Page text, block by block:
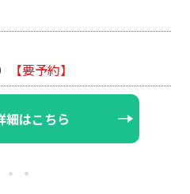
【要予約】
細はこちら